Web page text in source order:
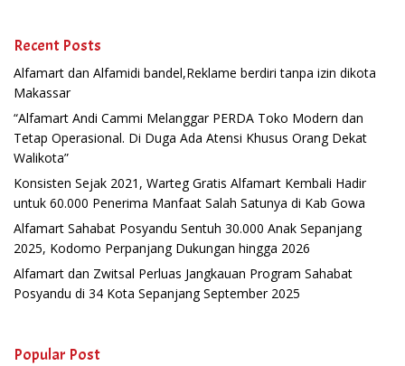
Recent Posts
Alfamart dan Alfamidi bandel,Reklame berdiri tanpa izin dikota
Makassar
“Alfamart Andi Cammi Melanggar PERDA Toko Modern dan
Tetap Operasional. Di Duga Ada Atensi Khusus Orang Dekat
Walikota”
Konsisten Sejak 2021, Warteg Gratis Alfamart Kembali Hadir
untuk 60.000 Penerima Manfaat Salah Satunya di Kab Gowa
Alfamart Sahabat Posyandu Sentuh 30.000 Anak Sepanjang
2025, Kodomo Perpanjang Dukungan hingga 2026
Alfamart dan Zwitsal Perluas Jangkauan Program Sahabat
Posyandu di 34 Kota Sepanjang September 2025
Popular Post